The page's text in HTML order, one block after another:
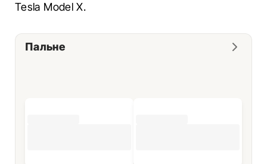
Tesla Model X.
Пальне